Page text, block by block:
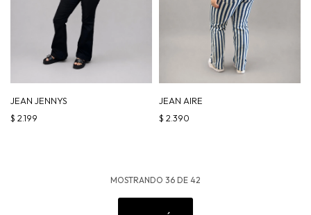
JEAN JENNYS
$ 2.199
JEAN AIRE
$ 2.390
MOSTRANDO 36 DE 42